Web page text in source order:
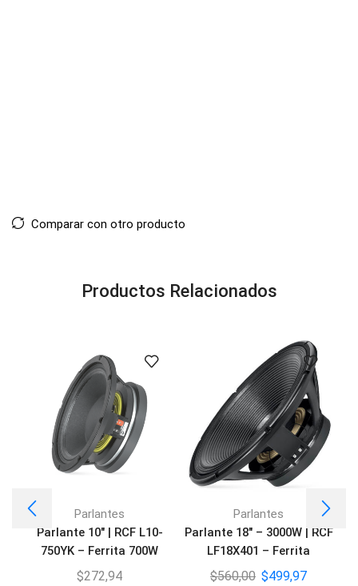
Comparar con otro producto
Productos Relacionados
Parlantes
Parlante 10″ | RCF L10-
750YK – Ferrita 700W
$272,94
Parlantes
Parlante 18″ – 3000W | RCF
LF18X401 – Ferrita
$560,00 $499,97